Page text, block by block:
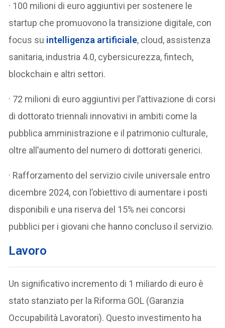
· 100 milioni di euro aggiuntivi per sostenere le
startup che promuovono la transizione digitale, con
focus su intelligenza artificiale, cloud, assistenza
sanitaria, industria 4.0, cybersicurezza, fintech,
blockchain e altri settori.
· 72 milioni di euro aggiuntivi per l’attivazione di corsi
di dottorato triennali innovativi in ambiti come la
pubblica amministrazione e il patrimonio culturale,
oltre all’aumento del numero di dottorati generici.
· Rafforzamento del servizio civile universale entro
dicembre 2024, con l’obiettivo di aumentare i posti
disponibili e una riserva del 15% nei concorsi
pubblici per i giovani che hanno concluso il servizio.
Lavoro
Un significativo incremento di 1 miliardo di euro è
stato stanziato per la Riforma GOL (Garanzia
Occupabilità Lavoratori). Questo investimento ha